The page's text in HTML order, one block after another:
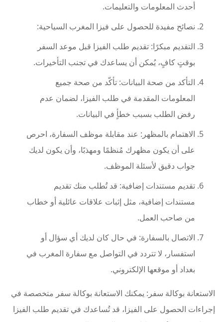
أحدث المعلومات والتعليمات.
نصائح مفيدة للحصول على فيزا المغرب السياحية:
التقديم مبكرًا: تقديم طلب الفيزا قبل موعد السفر
بوقتٍ كافٍ، يُمكن أن يساعدك في تجنب التأخيرات.
التأكد من صحة البيانات: تأكّد من صحة جميع
المعلومات المقدمة في طلب الفيزا، لضمان عدم
رفض الطلب بسبب خطأٍ في البيانات.
الاهتمام بالمظهر: عند مقابلة موظف السفارة، احرص
على أن يكون مظهرك مُنظمًا ومهذبًا، وأن يكون لديك
جواب دقيق لأسئلة الموظف.
تقديم مستندات إضافية: قد تُطلب منك تقديم
مستندات إضافية، مثل إثبات علاقات عائلية أو خطاب
من صاحب العمل.
الاتصال بالسفارة: في حال كان لديك أي سؤال أو
استفسار، لا تتردد في التواصل مع سفارة المغرب في
بغداد أو موقعها الإلكتروني.
الاستعانة بوكالة سفر: يمكنك الاستعانة بوكالة سفر متخصصة في
إجراءات الحصول على الفيزا، قد تُساعدك في تقديم طلب الفيزا